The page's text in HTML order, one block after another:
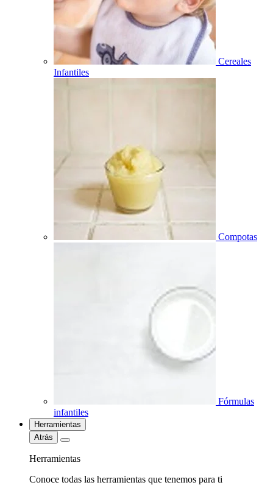
Cereales
Infantiles
Compotas
Fórmulas
infantiles
Herramientas
Atrás
Herramientas
Conoce todas las herramientas que tenemos para ti